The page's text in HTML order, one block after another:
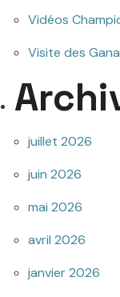
Vidéos
Visite des
juillet 2026
juin 2026
mai 2026
avril 2026
janvier 2026